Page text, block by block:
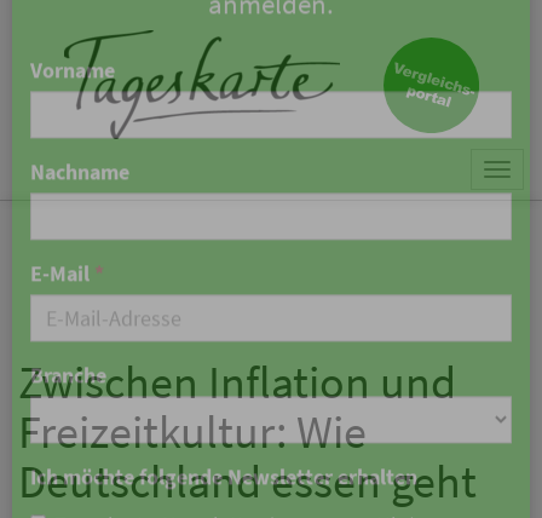
Zwischen Inflation und
Freizeitkultur: Wie
Deutschland essen geht
Keine Nachricht mehr
verpassen!
Vorname
Nachname
E-Mail*